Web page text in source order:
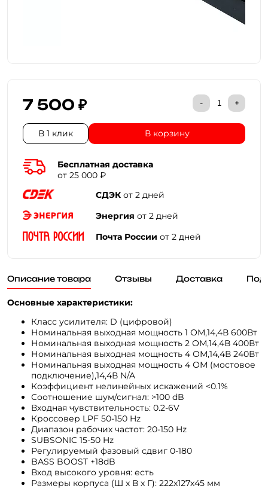
7 500 ₽ - +
В 1 клик В корзину
Бесплатная доставка
от 25 000 ₽
СДЭК от 2 дней
Энергия от 2 дней
Почта России от 2 дней
Описание товара Отзывы Доставка
Основные характеристики:
Класс усилителя: D (цифровой)
Номинальная выходная мощность 1 ОМ,14,4В 600Вт
Номинальная выходная мощность 2 ОМ,14,4В 400Вт
Номинальная выходная мощность 4 ОМ,14,4В 240Вт
Номинальная выходная мощность 4 ОМ (мостовое
подключение),14,4В N/A
Коэффициент нелинейных искажений <0.1%
Соотношение шум/сигнал: >100 dB
Входная чувствительность: 0.2-6V
Кроссовер LPF 50-150 Hz
Диапазон рабочих частот: 20-150 Hz
SUBSONIC 15-50 Hz
Регулируемый фазовый сдвиг 0-180
BASS BOOST +18dB
Вход высокого уровня: есть
Размеры корпуса (Ш х В х Г): 222х127х45 мм